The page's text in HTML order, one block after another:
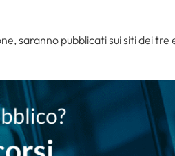
saranno pubblicati sui siti dei tre